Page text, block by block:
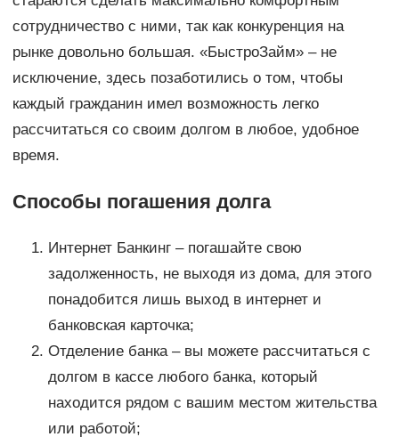
сотрудничество с ними, так как конкуренция на
рынке довольно большая. «БыстроЗайм» – не
исключение, здесь позаботились о том, чтобы
каждый гражданин имел возможность легко
рассчитаться со своим долгом в любое, удобное
время.
Способы погашения долга
Интернет Банкинг – погашайте свою
задолженность, не выходя из дома, для этого
понадобится лишь выход в интернет и
банковская карточка;
Отделение банка – вы можете рассчитаться с
долгом в кассе любого банка, который
находится рядом с вашим местом жительства
или работой;